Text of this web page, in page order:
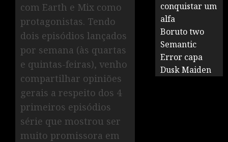
com Earth e Mix como
protagonistas. Tendo
dois episódios lançados
por semana (às quartas
e quintas-feiras), venho
compartilhar opiniões
gerais a respeito dos 4
primeiros episódios
série que mostrou ser
muito promissora em
conquistar um
alfa
Boruto two
Semantic
Error capa
Dusk Maiden